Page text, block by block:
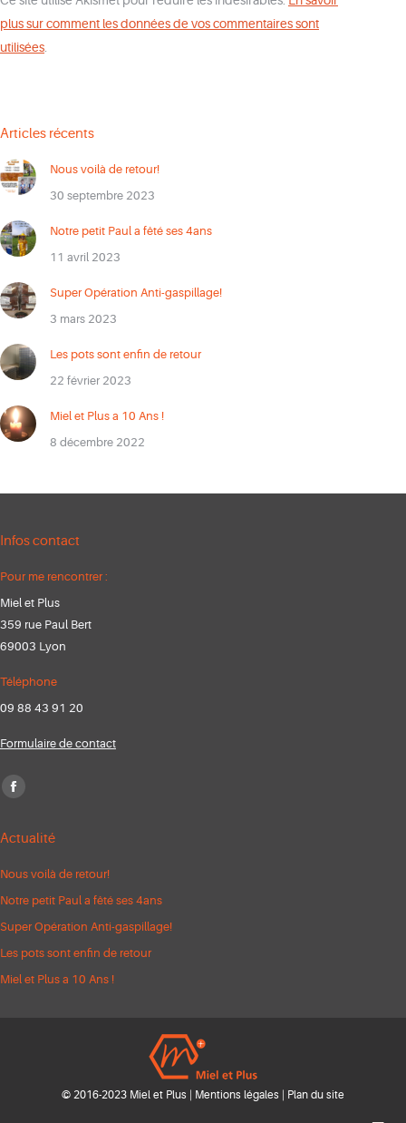
plus sur comment les données de vos commentaires sont
utilisées
Articles récents
Nous voilà de retour!
30 septembre 2023
Notre petit Paul a fêté ses 4ans
11 avril 2023
Super Opération Anti-gaspillage!
3 mars 2023
Les pots sont enfin de retour
22 février 2023
Miel et Plus a 10 Ans !
8 décembre 2022
Infos contact
Pour me rencontrer :
Miel et Plus
359 rue Paul Bert
69003 Lyon
Téléphone
09 88 43 91 20
Formulaire de contact
Trouvez nous sur :
Facebook
opens
Actualité
Nous voilà de retour!
Notre petit Paul a fêté ses 4ans
Super Opération Anti-gaspillage!
Les pots sont enfin de retour
Miel et Plus a 10 Ans !
© 2016-2023 Miel et Plus | Mentions légales Plan du site